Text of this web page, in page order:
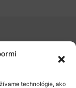
technológie, ako